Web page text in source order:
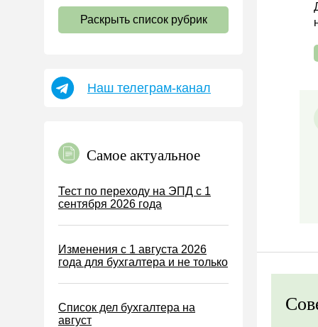
Страховые взносы 2026
УСН
Земельный налог
Налог на рекламу
Торговый сбор
Туристический налог
Водный налог
Раскрыть список рубрик
Наш телеграм-канал
Самое актуальное
Тест по переходу на ЭПД с 1
сентября 2026 года
Изменения с 1 августа 2026
года для бухгалтера и не только
Список дел бухгалтера на
август